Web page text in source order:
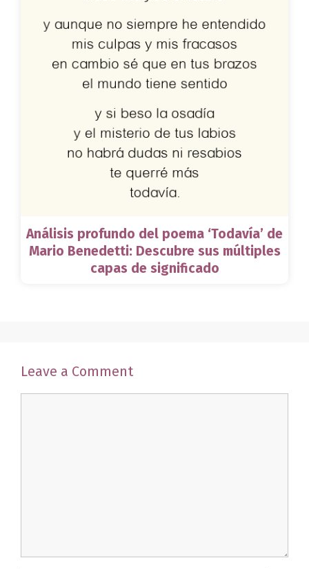
Análisis profundo del poema ‘Todavía’ de
Mario Benedetti: Descubre sus múltiples
capas de significado
Leave a Comment